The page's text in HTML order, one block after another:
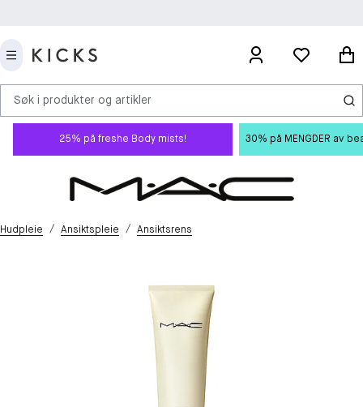
Søk i produkter og artikler
25% på freshe Body mists! 30% på MENGDER av
Hudpleie / Ansiktspleie / Ansiktsrens